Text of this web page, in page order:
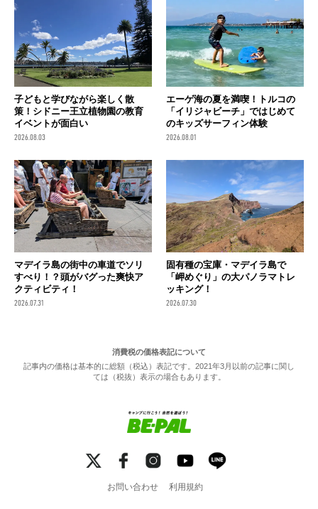
子どもと学びながら楽しく散
策！シドニー王立植物園の教育
イベントが面白い
2026.08.03
エーゲ海の夏を満喫！トルコの
「イリジャビーチ」ではじめて
のキッズサーフィン体験
2026.08.01
マデイラ島の街中の車道でソリ
すべり！？頭がバグった爽快ア
クティビティ！
2026.07.31
固有種の宝庫・マデイラ島で
「岬めぐり」の大パノラマトレ
ッキング！
2026.07.30
消費税の価格表記について
記事内の価格は基本的に総額（税込）表記です。2021年3月以前の記事に関し
ては（税抜）表示の場合もあります。
お問い合わせ 利用規約